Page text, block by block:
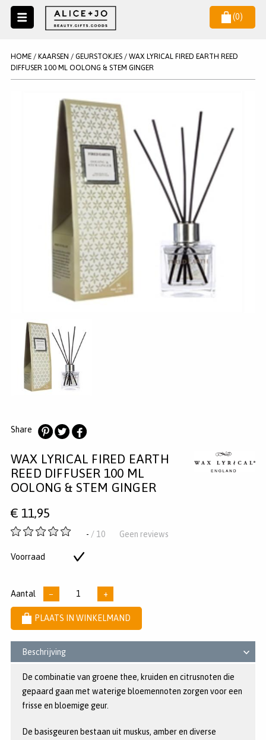
(0)
SALE
STATIONERY
LEGPUZZELS
MAKE UP ACCESSOIRES
VERZORGING
REGISTREREN
HELP
KLANTENSERVICE
HOME/ KAARSEN / GEURSTOKJES/ WAX LYRICAL FIRED EARTH REED
DIFFUSER 100 ML OOLONG & STEM GINGER
Share
op
Pinterest
op
Twitter
op
Facebook
WAX LYRICAL FIRED EARTH
REED DIFFUSER 100 ML
OOLONG & STEM GINGER
€ 11,95
-
5
- / 10 Geen reviews
Voorraad
Aantal − +
PLAATS IN WINKELMAND
Beschrijving
De combinatie van groene thee, kruiden en citrusnoten die
gepaard gaan met waterige bloemennoten zorgen voor een
frisse en bloemige geur.
De basisgeuren bestaan uit muskus, amber en diverse
NIEUWSBRIEF
Wil je als eerste op de hoogste zijn van het laatste nieuws en
AANMELDEN